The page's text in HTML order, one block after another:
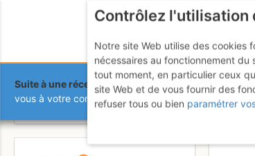
Suite à une récente et importante mise à jour du
vous à votre compte sur le site.
Arrivée à Guttet
Contrôlez l'utilisation
Notre site Web utilise des cookies
nécessaires au fonctionnement
tout moment, en particulier ceux
site Web et de vous fournir des
refuser tous ou bien paramétrer